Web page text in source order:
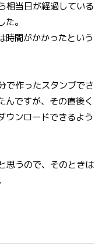
相当日が経過している
。
時間がかかったという
で作ったスタンプでさ
んですが、その直後く
ウンロードできるよう
思うので、そのときは